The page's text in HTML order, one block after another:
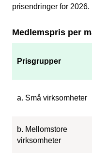
prisendringer for 2026.
Medlemspris per
Prisgrupper
a. Små virksomheter
b. Mellomstore
virksomheter